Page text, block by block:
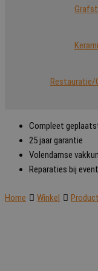
Restauratie/
Compleet
25 jaar garantie
Volendamse
Reparaties bij
Home Winkel